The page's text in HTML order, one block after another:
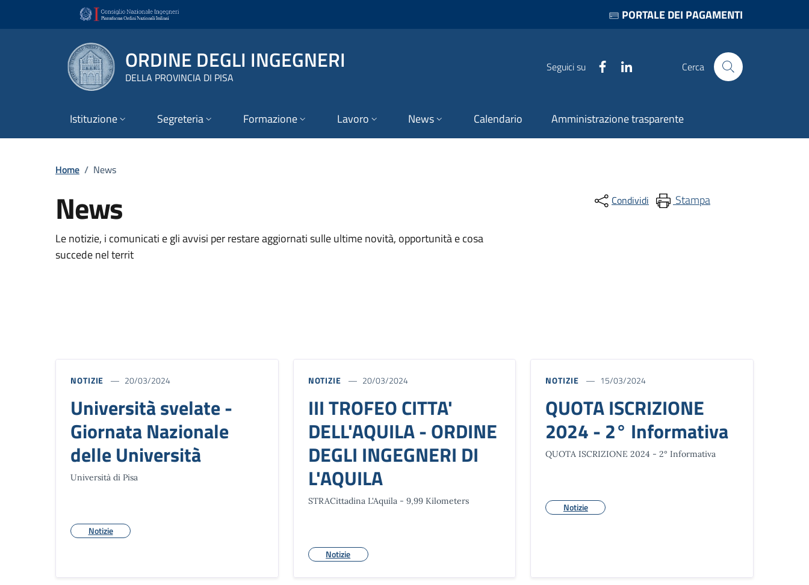
PORTALE DEI PAGAMENTI
ORDINE DEGLI INGEGNERI
DELLA PROVINCIA DI PISA
Seguici su Facebook Cerca
Istituzione Segreteria Formazione Lavoro News Calendario Amministrazione trasparente
Home / News
News
Le notizie, i comunicati e gli avvisi per restare aggiornati sulle ultime novità, opportunità e cosa
succede nel territ
Condividi Stampa
NOTIZIE 20/03/2024
Università svelate -
Giornata Nazionale
delle Università
Università di Pisa
Notizie
NOTIZIE 20/03/2024
III TROFEO CITTA'
DELL'AQUILA - ORDINE
DEGLI INGEGNERI DI
L'AQUILA
STRACittadina L'Aquila - 9,99 Kilometers
Notizie
NOTIZIE 15/03/2024
QUOTA ISCRIZIONE
2024 - 2° Informativa
QUOTA ISCRIZIONE 2024 - 2° Informativa
Notizie